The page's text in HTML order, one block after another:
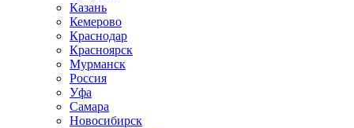
Казань
Кемерово
Краснодар
Красноярск
Мурманск
Россия
Уфа
Самара
Новосибирск